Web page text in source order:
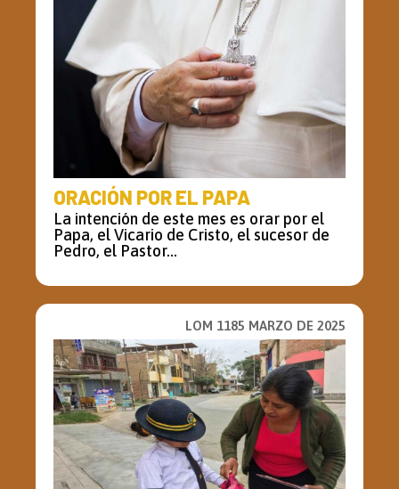
ORACIÓN POR EL PAPA
La intención de este mes es orar por el
Papa, el Vicario de Cristo, el sucesor de
Pedro, el Pastor...
LOM 1185 MARZO DE 2025